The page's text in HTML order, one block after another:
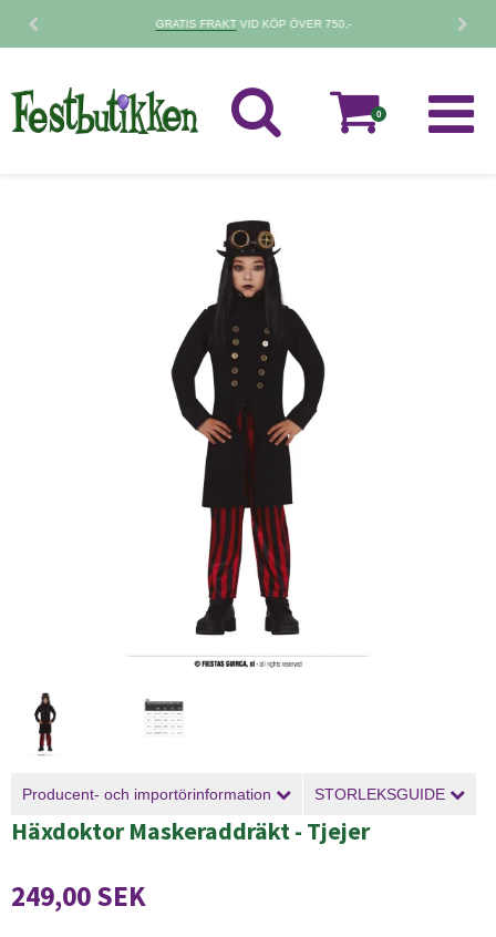
SNABB LEVERANS2-4 VARDAGAR
0
Producent- och importörinformation STORLEKSGUIDE
Häxdoktor Maskeraddräkt - Tjejer
249,00 SEK